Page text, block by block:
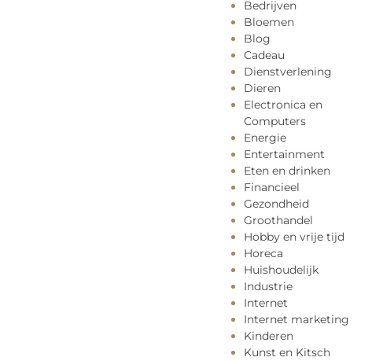
Bedrijven
Bloemen
Blog
Cadeau
Dienstverlening
Dieren
Electronica en
Computers
Energie
Entertainment
Eten en drinken
Financieel
Gezondheid
Groothandel
Hobby en vrije tijd
Horeca
Huishoudelijk
Industrie
Internet
Internet marketing
Kinderen
Kunst en Kitsch